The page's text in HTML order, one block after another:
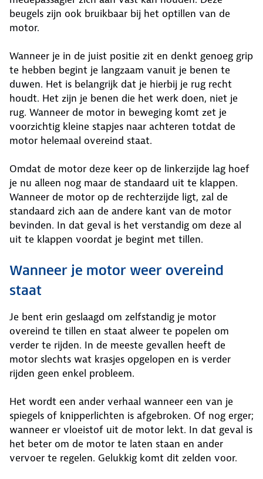
beugels zijn ook bruikbaar bij het optillen van de
motor.
Wanneer je in de juist positie zit en denkt genoeg grip
te hebben begint je langzaam vanuit je benen te
duwen. Het is belangrijk dat je hierbij je rug recht
houdt. Het zijn je benen die het werk doen, niet je
rug. Wanneer de motor in beweging komt zet je
voorzichtig kleine stapjes naar achteren totdat de
motor helemaal overeind staat.
Omdat de motor deze keer op de linkerzijde lag hoef
je nu alleen nog maar de standaard uit te klappen.
Wanneer de motor op de rechterzijde ligt, zal de
standaard zich aan de andere kant van de motor
bevinden. In dat geval is het verstandig om deze al
uit te klappen voordat je begint met tillen.
Wanneer je motor weer overeind
staat
Je bent erin geslaagd om zelfstandig je motor
overeind te tillen en staat alweer te popelen om
verder te rijden. In de meeste gevallen heeft de
motor slechts wat krasjes opgelopen en is verder
rijden geen enkel probleem.
Het wordt een ander verhaal wanneer een van je
spiegels of knipperlichten is afgebroken. Of nog erger;
wanneer er vloeistof uit de motor lekt. In dat geval is
het beter om de motor te laten staan en ander
vervoer te regelen. Gelukkig komt dit zelden voor.